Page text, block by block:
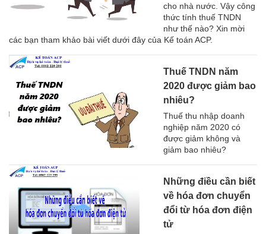
cho nhà nước. Vậy công
thức tính thuế TNDN
như thế nào? Xin mời
các bạn tham khảo bài viết dưới đây của Kế toán ACP.
Thuế TNDN năm
2020 được giảm bao
nhiêu?
Thuế thu nhập doanh
nghiệp năm 2020 có
được giảm không và
giảm bao nhiêu?
Những điều cần biết
về hóa đơn chuyển
đổi từ hóa đơn điện
tử